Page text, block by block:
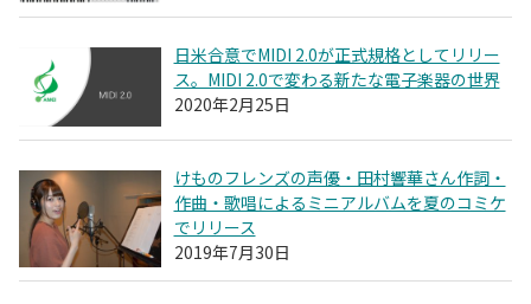
日米合意でMIDI 2.0が正式規格としてリリー
ス。MIDI 2.0で変わる新たな電子楽器の世界
2020年2月25日
けものフレンズの声優・田村響華さん作詞・
作曲・歌唱によるミニアルバムを夏のコミケ
でリリース
2019年7月30日